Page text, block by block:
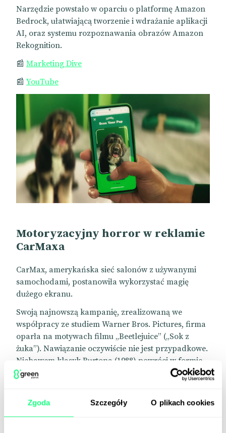
Zgoda Szczegóły O plikach cookies
Narzędzie powstało w oparciu o platformę Amazon
Bedrock, ułatwiającą tworzenie i wdrażanie aplikacji
AI, oraz systemu rozpoznawania obrazów Amazon
Rekognition.
📰 Marketing Dive
📰 YouTube
Motoryzacyjny horror w reklamie
CarMaxa
CarMax, amerykańska sieć salonów z używanymi
samochodami, postanowiła wykorzystać magię
dużego ekranu.
Swoją najnowszą kampanię, zrealizowaną we
współpracy ze studiem Warner Bros. Pictures, firma
oparła na motywach filmu „Beetlejuice” („Sok z
żuka”). Nawiązanie oczywiście nie jest przypadkowe.
Niebawem klasyk Burtona (1988) powróci w formie
sequela zatytułowanego „Beetlejuice Beetlejuice”
Kampania CarMaxa, zrealizowana pod hasłem „jak
tego robić nie należy” („the way it shouldn’t be”), to